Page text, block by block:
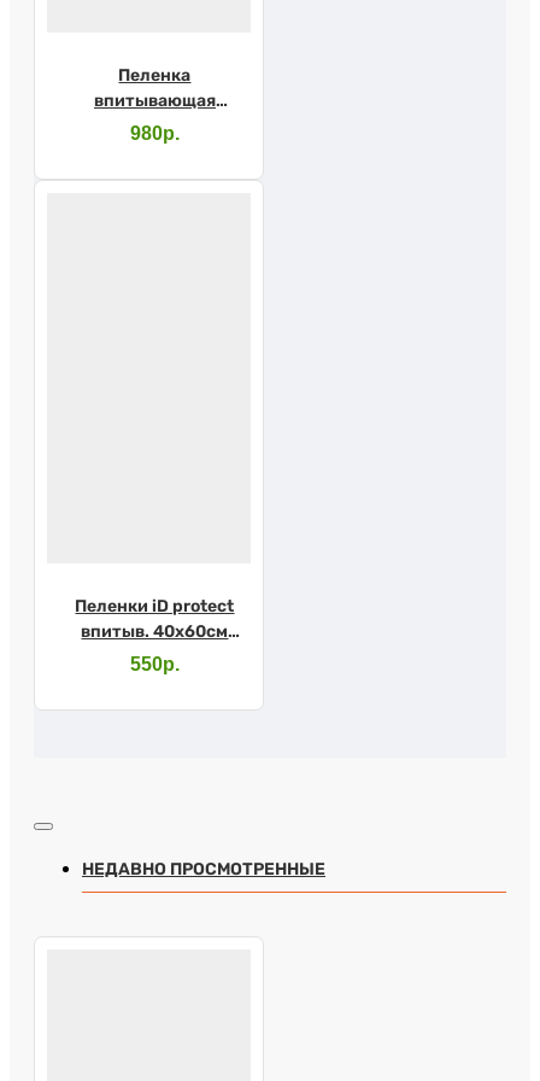
Пеленка
впитывающая
LUXSAN 80х180см
980р.
Пеленки iD protect
впитыв. 40х60см
№30
550р.
НЕДАВНО ПРОСМОТРЕННЫЕ